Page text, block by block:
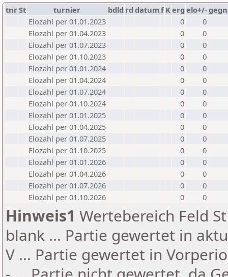
tnrSt turnier bdld rd datumf Kerg elo+/-
Elozahl per 01.01.2023
0
0
Elozahl per 01.04.2023
0
0
Elozahl per 01.07.2023
0
0
Elozahl per 01.10.2023
0
0
Elozahl per 01.01.2024
0
0
Elozahl per 01.04.2024
0
0
Elozahl per 01.07.2024
0
0
Elozahl per 01.10.2024
0
0
Elozahl per 01.01.2025
0
0
Elozahl per 01.04.2025
0
0
Elozahl per 01.07.2025
0
0
Elozahl per 01.10.2025
0
0
Elozahl per 01.01.2026
0
0
Elozahl per 01.04.2026
0
0
Elozahl per 01.07.2026
0
0
Elozahl per 01.10.2026
0 0
Hinweis1 Wertebereich Feld
blank ... Partie gewertet in
V ... Partie gewertet in